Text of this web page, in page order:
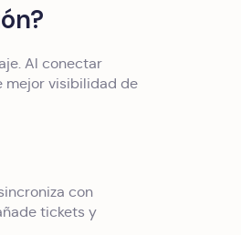
Al conectar
mejor visibilidad de
con
tickets y